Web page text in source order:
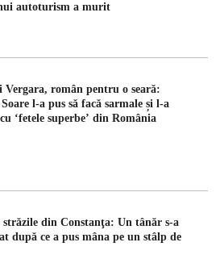
autoturism a murit
Vergara, român pentru o seară:
l-a pus să facă sarmale și l-a
‘fetele superbe’ din România
străzile din Constanţa: Un tânăr s-a
după ce a pus mâna pe un stâlp de